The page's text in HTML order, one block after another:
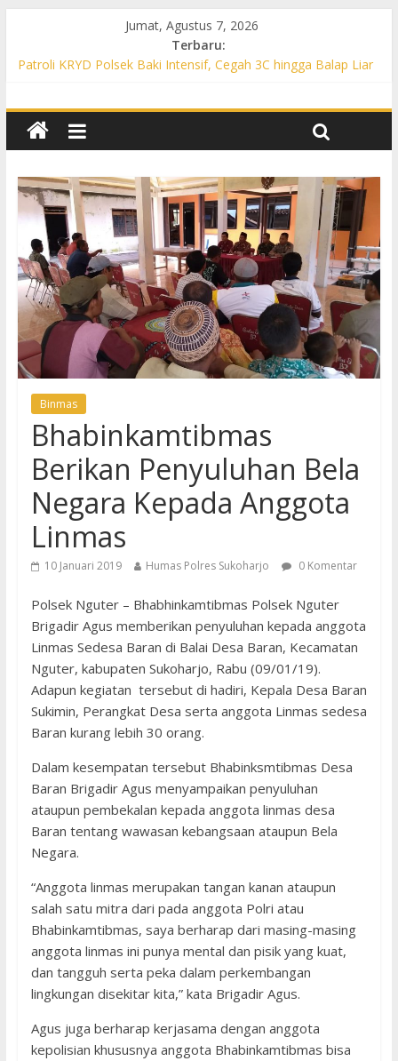
Jumat, Agustus 7, 2026
Terbaru:
Patroli KRYD Polsek Baki Intensif, Cegah 3C hingga Balap Liar
Permukiman, Warga Diajak Aktif Jaga Kamtibmas
Patroli Cegah Karhutla, Polsek Weru Sisir Lahan Kering dan
Patroli Blue Light KRYD Polsek Bendosari Sasar Objek Vital,
Polisi Ajak Warga Waspada dan Cegah Karhutla
Patroli Blue Light KRYD Polsek Kartasura Sasar Titik Rawan,
Cegah Kejahatan 3C
Binmas
Bhabinkamtibmas
Berikan Penyuluhan Bela
Negara Kepada Anggota
Linmas
10 Januari 2019 Humas Polres Sukoharjo 0 Komentar
Polsek Nguter – Bhabhinkamtibmas Polsek Nguter
Brigadir Agus memberikan penyuluhan kepada anggota
Linmas Sedesa Baran di Balai Desa Baran, Kecamatan
Nguter, kabupaten Sukoharjo, Rabu (09/01/19).
Adapun kegiatan tersebut di hadiri, Kepala Desa Baran
Sukimin, Perangkat Desa serta anggota Linmas sedesa
Baran kurang lebih 30 orang.
Dalam kesempatan tersebut Bhabinksmtibmas Desa
Baran Brigadir Agus menyampaikan penyuluhan
ataupun pembekalan kepada anggota linmas desa
Baran tentang wawasan kebangsaan ataupun Bela
Negara.
“Anggota linmas merupakan tangan kanan ataupun
salah satu mitra dari pada anggota Polri atau
Bhabinkamtibmas, saya berharap dari masing-masing
anggota linmas ini punya mental dan pisik yang kuat,
dan tangguh serta peka dalam perkembangan
lingkungan disekitar kita,” kata Brigadir Agus.
Agus juga berharap kerjasama dengan anggota
kepolisian khususnya anggota Bhabinkamtibmas bisa